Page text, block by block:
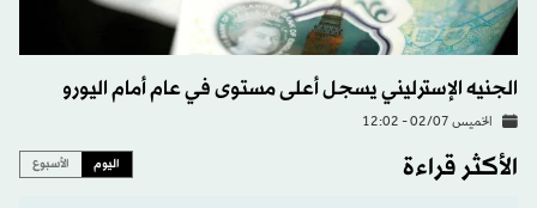
الجنيه الإسترليني يسجل أعلى مستوى في عام أمام اليورو
الخميس 02/07 - 12:02
الأكثر قراءة اليوم الأسبوع